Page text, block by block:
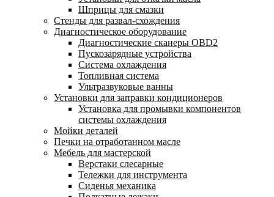
Шприцы для смазки
Стенды для развал-схождения
Диагностическое оборудование
Диагностические сканеры OBD2
Пускозарядные устройства
Система охлаждения
Топливная система
Ультразвуковые ванны
Установки для заправки кондиционеров
Установка для промывки компонентов
системы охлаждения
Мойки деталей
Печки на отработанном масле
Мебель для мастерской
Верстаки слесарные
Тележки для инструмента
Сиденья механика